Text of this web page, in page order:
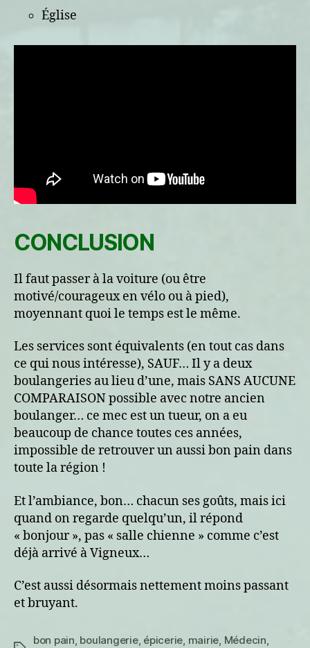
Église
CONCLUSION
Il faut passer à la voiture (ou être
motivé/courageux en vélo ou à pied),
moyennant quoi le temps est le même.
Les services sont équivalents (en tout cas dans
ce qui nous intéresse), SAUF… Il y a deux
boulangeries au lieu d’une, mais SANS AUCUNE
COMPARAISON possible avec notre ancien
boulanger… ce mec est un tueur, on a eu
beaucoup de chance toutes ces années,
impossible de retrouver un aussi bon pain dans
toute la région !
Et l’ambiance, bon… chacun ses goûts, mais ici
quand on regarde quelqu’un, il répond
« bonjour », pas « salle chienne » comme c’est
déjà arrivé à Vigneux…
C’est aussi désormais nettement moins passant
et bruyant.
bon pain, boulangerie, épicerie, mairie, Médecin,